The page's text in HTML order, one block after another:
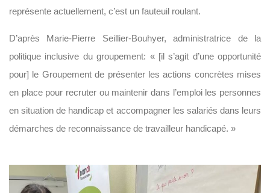
représente actuellement, c’est un fauteuil roulant.
D’après Marie-Pierre Seillier-Bouhyer, administratrice de la
politique inclusive du groupement: « [il s’agit d’une opportunité
pour] le Groupement de présenter les actions concrètes mises
en place pour recruter ou maintenir dans l’emploi les personnes
en situation de handicap et accompagner les salariés dans leurs
démarches de reconnaissance de travailleur handicapé. »